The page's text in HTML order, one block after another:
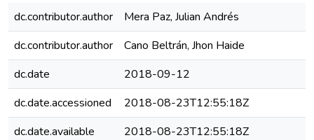
dc.contributor.author
Mera Paz, Julian Andrés
dc.contributor.author
Cano Beltrán, Jhon Haide
dc.date
2018-09-12
dc.date.accessioned
2018-08-23T12:55:18Z
dc.date.available
2018-08-23T12:55:18Z